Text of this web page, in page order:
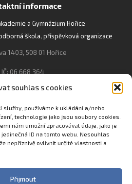
souhlas s cookies
služby, používáme k ukládání a/nebo
technologie jako jsou soubory cookies.
nám umožní zpracovávat údaje, jako je
ID na tomto webu. Nesouhlas
nepříznivě ovlivnit určité vlastnosti a
Přijmout
informace
a Gymnázium Hořice
škola, příspěvková organizace
1403, 508 01 Hořice
IČ: 06 668 364
021, 493 623 022
ochranu osobních údajů:
04734807 Březenecká 4808 430 04
992 451 filip.sikola@innone.cz